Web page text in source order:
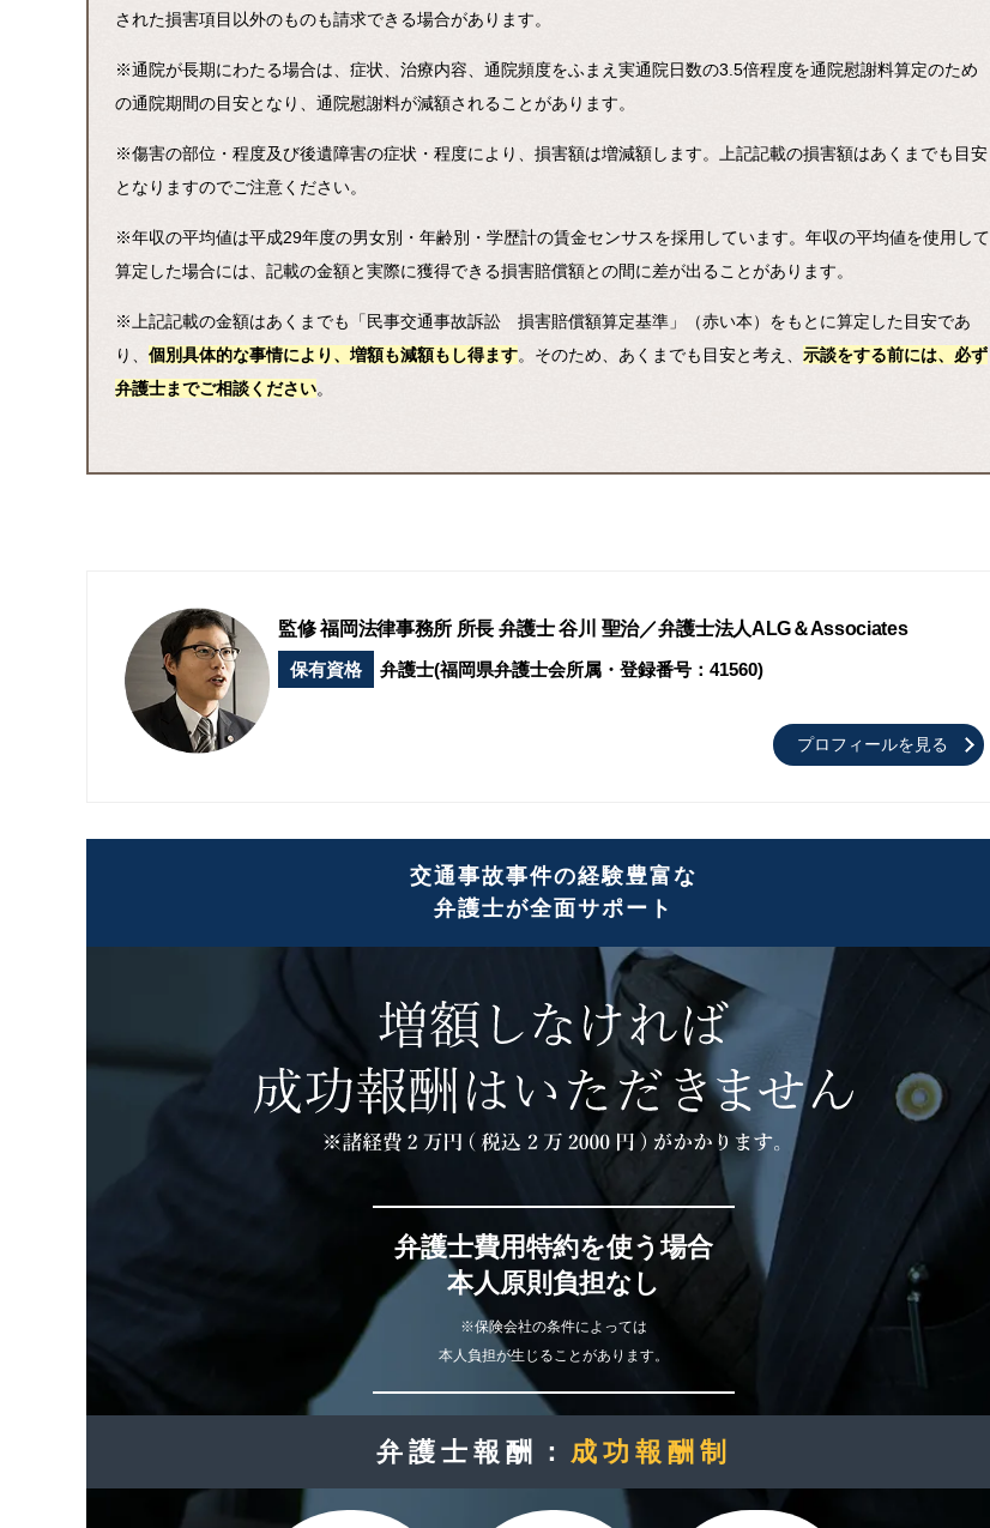
された損害項目以外のものも請求できる場合があります。
※通院が長期にわたる場合は、症状、治療内容、通院頻度をふまえ実通院日数の3.5倍程度を通院慰謝料算定のため
の通院期間の目安となり、通院慰謝料が減額されることがあります。
※傷害の部位・程度及び後遺障害の症状・程度により、損害額は増減額します。上記記載の損害額はあくまでも目安
となりますのでご注意ください。
※年収の平均値は平成29年度の男女別・年齢別・学歴計の賃金センサスを採用しています。年収の平均値を使用して
算定した場合には、記載の金額と実際に獲得できる損害賠償額との間に差が出ることがあります。
※上記記載の金額はあくまでも「民事交通事故訴訟 損害賠償額算定基準」（赤い本）をもとに算定した目安であ
り、個別具体的な事情により、増額も減額もし得ます。そのため、あくまでも目安と考え、示談をする前には、必ず
弁護士までご相談ください。
監修 福岡法律事務所 所長 弁護士 谷川 聖治
弁護士法人ALG＆Associates
保有資格
弁護士(福岡県弁護士会所属・登録番号：41560)
プロフィールを見る
交通事故事件の経験豊富な
弁護士が全面サポート
弁護士費用特約を使う場合
本人原則負担なし
※保険会社の条件によっては
本人負担が生じることがあります。
弁護士報酬： 成功報酬制